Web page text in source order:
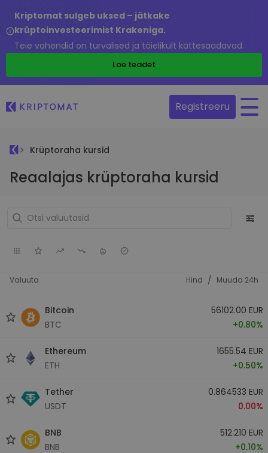
Kriptomat sulgeb uksed – jätkake
krüptoinvesteerimist Krakeniga.
Teie vahendid on turvalised ja täielikult kättesaadavad.
Loe teadet
Registreeru
Krüptoraha kursid
Reaalajas krüptoraha kursid
Valuuta Hind / Muuda 24h
Bitcoin
BTC
56102.00 EUR
+0.80%
Ethereum
ETH
1655.54 EUR
+0.50%
Tether
USDT
0.864533 EUR
0.00%
BNB
BNB
512.210 EUR
+0.10%